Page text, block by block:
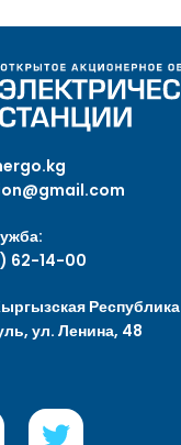
62-14-00
Республика
ул. Ленина, 48